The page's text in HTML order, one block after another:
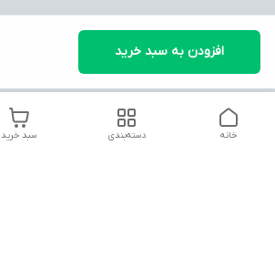
افزودن به سبد خرید
سبد خرید دسته‌بندی خانه